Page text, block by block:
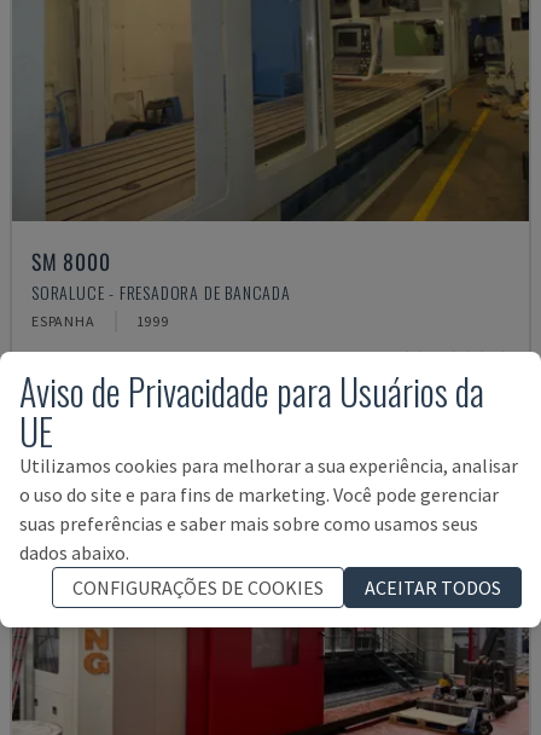
SM 8000
SORALUCE - FRESADORA DE BANCADA
ESPANHA 1999
295.000 €
Aviso de Privacidade para Usuários da
UE
Utilizamos cookies para melhorar a sua experiência, analisar
o uso do site e para fins de marketing. Você pode gerenciar
suas preferências e saber mais sobre como usamos seus
dados abaixo.
CONFIGURAÇÕES DE COOKIES
ACEITAR TODOS